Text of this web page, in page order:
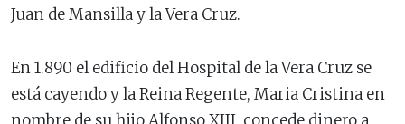
Juan de Mansilla y la Vera Cruz.
En 1.890 el edificio del Hospital de la Vera Cruz se
está cayendo y la Reina Regente, Maria Cristina en